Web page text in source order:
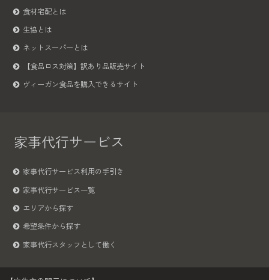
食材宅配とは
生協とは
ネットスーパーとは
【食品ロス対策】訳あり品販売サイト
ヴィーガン食品を購入できるサイト
家事代行サービス
家事代行サービス利用の手引き
家事代行サービス一覧
エリアから探す
希望条件から探す
家事代行スタッフとして働く